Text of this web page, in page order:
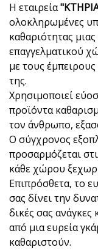
Η εταιρεία
ολοκληρωμένες
καθαριότητας
επαγγελματικού
με τους έμπειρους
της.
Χρησιμοποιεί
προϊόντα
τον άνθρωπο,
Ο σύγχρονος
προσαρμόζεται
κάθε χώρου
Επιπρόσθετα, το
σας δίνει την
δικές σας ανάγκες
από μια ευρεία
καθαριστούν.